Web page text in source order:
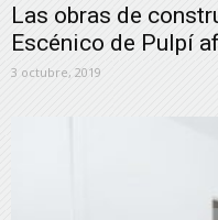
Las obras de
Escénico de Pulpí
3 octubre, 2019